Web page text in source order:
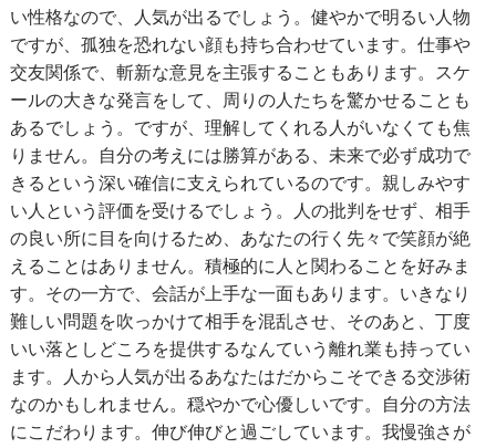
い性格なので、人気が出るでしょう。健やかで明るい人物
ですが、孤独を恐れない顔も持ち合わせています。仕事や
交友関係で、斬新な意見を主張することもあります。スケ
ールの大きな発言をして、周りの人たちを驚かせることも
あるでしょう。ですが、理解してくれる人がいなくても焦
りません。自分の考えには勝算がある、未来で必ず成功で
きるという深い確信に支えられているのです。親しみやす
い人という評価を受けるでしょう。人の批判をせず、相手
の良い所に目を向けるため、あなたの行く先々で笑顔が絶
えることはありません。積極的に人と関わることを好みま
す。その一方で、会話が上手な一面もあります。いきなり
難しい問題を吹っかけて相手を混乱させ、そのあと、丁度
いい落としどころを提供するなんていう離れ業も持ってい
ます。人から人気が出るあなたはだからこそできる交渉術
なのかもしれません。穏やかで心優しいです。自分の方法
にこだわります。伸び伸びと過ごしています。我慢強さが